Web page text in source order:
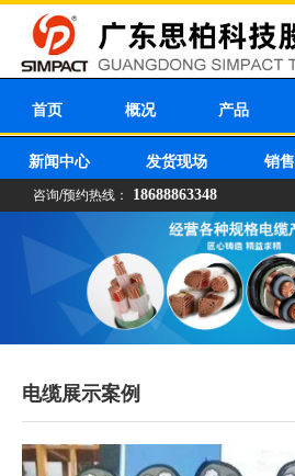
首页 概况 产品
新闻中心 发货现场 销
咨询/预约热线： 18688863348
电缆展示案例